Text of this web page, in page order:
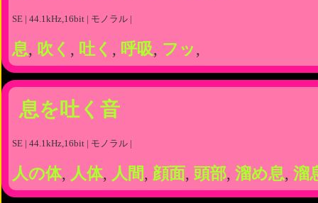
SE | 44.1kHz,16bit | モノラル |
息, 吹く , 吐く , 呼吸, フッ ,
息を吐く音
SE | 44.1kHz,16bit | モノラル |
人の体, 人体, 人間, 顔面, 頭部, 溜め息, 溜